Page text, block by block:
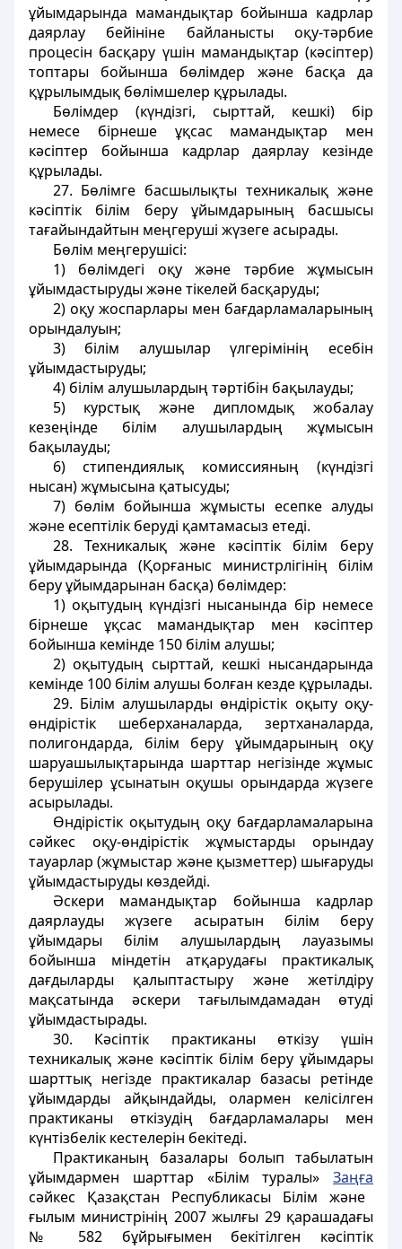
ұйымдарында мамандықтар бойынша кадрлар
даярлау бейініне байланысты оқу-тәрбие
процесін басқару үшін мамандықтар (кәсіптер)
топтары бойынша бөлімдер және басқа да
құрылымдық бөлімшелер құрылады.
Бөлімдер (күндізгі, сырттай, кешкі) бір
немесе бірнеше ұқсас мамандықтар мен
кәсіптер бойынша кадрлар даярлау кезінде
құрылады.
27. Бөлімге басшылықты техникалық және
кәсіптік білім беру ұйымдарының басшысы
тағайындайтын меңгеруші жүзеге асырады.
Бөлім меңгерушісі:
1) бөлімдегі оқу және тәрбие жұмысын
ұйымдастыруды және тікелей басқаруды;
2) оқу жоспарлары мен бағдарламаларының
орындалуын;
3) білім алушылар үлгерімінің есебін
ұйымдастыруды;
4) білім алушылардың тәртібін бақылауды;
5) курстық және дипломдық жобалау
кезеңінде білім алушылардың жұмысын
бақылауды;
6) стипендиялық комиссияның (күндізгі
нысан) жұмысына қатысуды;
7) бөлім бойынша жұмысты есепке алуды
және есептілік беруді қамтамасыз етеді.
28. Техникалық және кәсіптік білім беру
ұйымдарында (Қорғаныс министрлігінің білім
беру ұйымдарынан басқа) бөлімдер:
1) оқытудың күндізгі нысанында бір немесе
бірнеше ұқсас мамандықтар мен кәсіптер
бойынша кемінде 150 білім алушы;
2) оқытудың сырттай, кешкі нысандарында
кемінде 100 білім алушы болған кезде құрылады.
29. Білім алушыларды өндірістік оқыту оқу-
өндірістік шеберханаларда, зертханаларда,
полигондарда, білім беру ұйымдарының оқу
шаруашылықтарында шарттар негізінде жұмыс
берушілер ұсынатын оқушы орындарда жүзеге
асырылады.
Өндірістік оқытудың оқу бағдарламаларына
сәйкес оқу-өндірістік жұмыстарды орындау
тауарлар (жұмыстар және қызметтер) шығаруды
ұйымдастыруды көздейді.
Әскери мамандықтар бойынша кадрлар
даярлауды жүзеге асыратын білім беру
ұйымдары білім алушылардың лауазымы
бойынша міндетін атқарудағы практикалық
дағдыларды қалыптастыру және жетілдіру
мақсатында әскери тағылымдамадан өтуді
ұйымдастырады.
30. Кәсіптік практиканы өткізу үшін
техникалық және кәсіптік білім беру ұйымдары
шарттық негізде практикалар базасы ретінде
ұйымдарды айқындайды, олармен келісілген
практиканы өткізудің бағдарламалары мен
күнтізбелік кестелерін бекітеді.
Практиканың базалары болып табылатын
ұйымдармен шарттар «Білім туралы» Заңға
сәйкес Қазақстан Республикасы Білім және
ғылым министрінің 2007 жылғы 29 қарашадағы
№ 582 бұйрығымен бекітілген кәсіптік